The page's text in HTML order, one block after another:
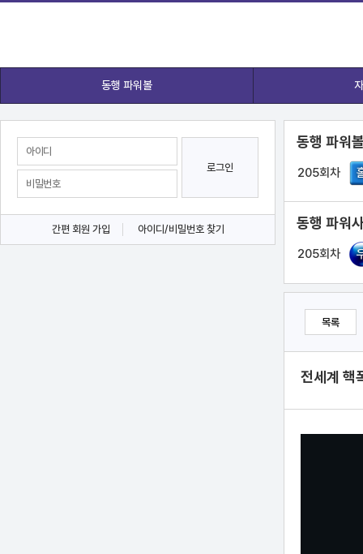
동행 파워볼
로그인
간편 회원 가입 아이디/비밀번호 찾기
동행 파워
205회차
동행 파워
205회차
목록
전세계 핵